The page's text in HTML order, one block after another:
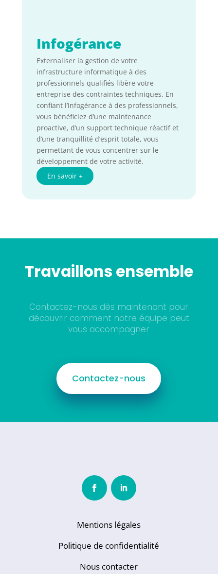
Infogérance
Externaliser la gestion de votre
infrastructure informatique à des
professionnels qualifiés libère votre
entreprise des contraintes techniques. En
confiant l’infogérance à des professionnels,
vous bénéficiez d’une maintenance
proactive, d’un support technique réactif et
d’une tranquillité d’esprit totale, vous
permettant de vous concentrer sur le
développement de votre activité.
En savoir +
Travaillons ensemble
Contactez-nous dès maintenant pour
découvrir comment notre équipe peut
vous accompagner
Contactez-nous
Mentions légales
Politique de confidentialité
Nous contacter